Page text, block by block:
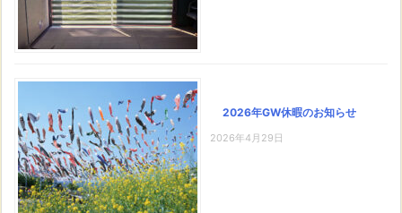
2026年GW休暇のお知らせ
2026年4月29日